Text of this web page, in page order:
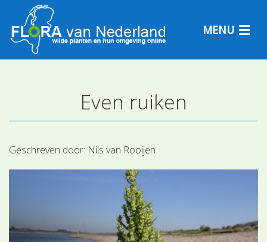
MENU
Plantengemeenschappen
Determineren
Even ruiken
Geschreven door: Nils van Rooijen